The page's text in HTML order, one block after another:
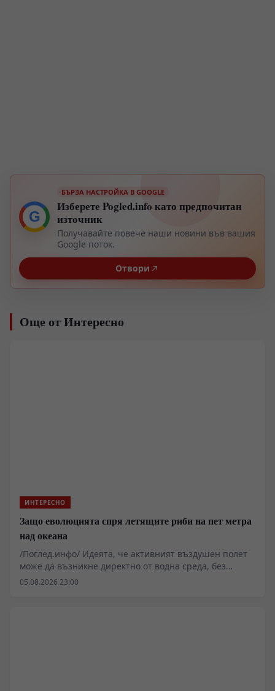
G
БЪРЗА НАСТРОЙКА В GOOGLE
Изберете Pogled.info като предпочитан
източник
Получавайте повече наши новини във вашия
Google поток.
Отвори
Още от Интересно
ИНТЕРЕСНО
Защо еволюцията спря летящите риби на пет метра
над океана
/Поглед.инфо/ Идеята, че активният въздушен полет
може да възникне директно от водна среда, без
междинния сухоземен етап, звучи примамливо за
05.08.2026 23:00